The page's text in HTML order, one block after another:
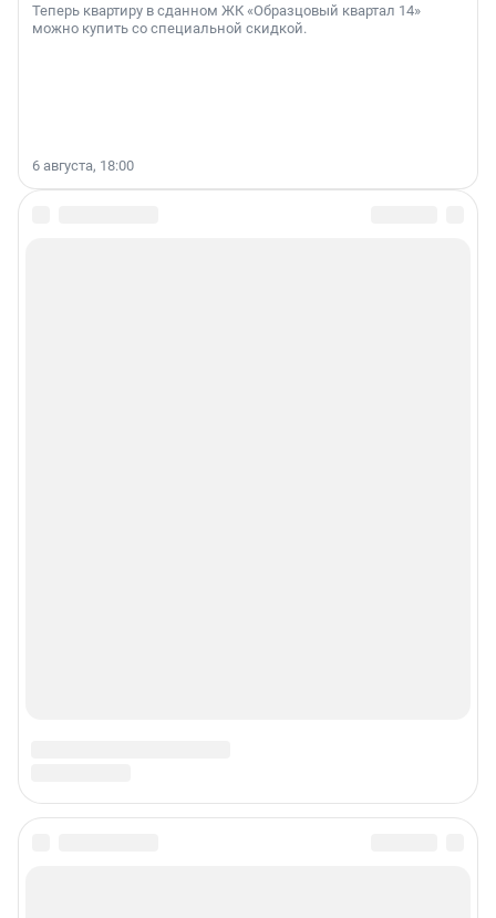
Теперь квартиру в сданном ЖК «Образцовый квартал 14»
можно купить со специальной скидкой.
6 августа, 18:00